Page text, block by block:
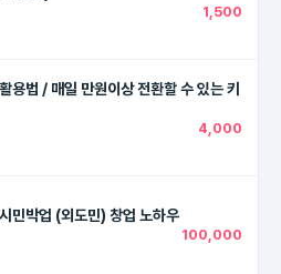
1,500
용법 / 매일 만원이상 전환할 수 있는 키
4,000
민박업 (외도민) 창업 노하우
100,000